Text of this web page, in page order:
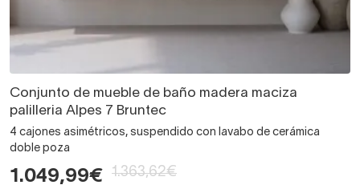
Conjunto de mueble de baño madera maciza
palilleria Alpes 7 Bruntec
4 cajones asimétricos, suspendido con lavabo de cerámica
doble poza
1.049,99€ 1.363,62€